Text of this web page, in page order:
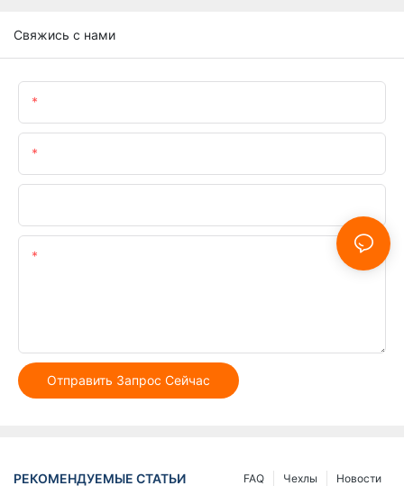
Свяжись с нами
Отправить Запрос Сейчас
РЕКОМЕНДУЕМЫЕ СТАТЬИ Новости
Чехлы
FAQ